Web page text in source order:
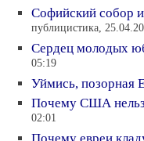
Софийский собор и
публицистика,
Сердец молодых
05:19
Уймись, позорная
Почему США
02:01